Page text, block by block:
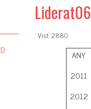
Liderat06
Vist: 2880
ANY
2011
2012